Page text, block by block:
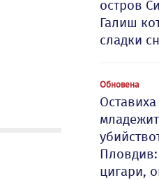
остров
Галиш
сладки
Обновена
Пловдив:
цигари,